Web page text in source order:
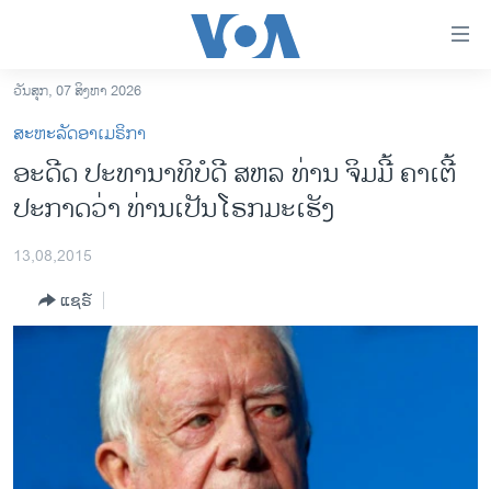
ເຂົ້າ
ຫາ
ຂ້າມ
ຂ້າມ
ຫາ
ລາວ
ອາເມຣິກາ
ຂ່າວ​ຈີນ
ໂລກ
ອິດສະຫຼະພາບດ້ານການຂ່າວ
ຊີວິດຊາວລາວ
ຊຸມຊົນຊາວລາວ
ວັນສຸກ, 07 ສິງຫາ 2026
ສະຫະລັດອາເມຣິກາ
ອະດີດ ປະທານາທິບໍດີ ສຫລ ທ່ານ ຈິມມີ້ ຄາເຕີ້
ປະກາດວ່າ ທ່ານເປັນໂຣກມະເຮັງ
13,08,2015
ແຊຣ໌